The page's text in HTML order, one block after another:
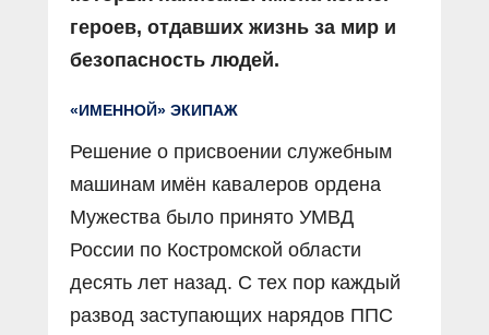
героев, отдавших жизнь за мир и
безопасность людей.
«ИМЕННОЙ» ЭКИПАЖ
Решение о присвоении служебным
машинам имён кавалеров ордена
Мужества было принято УМВД
России по Костромской области
десять лет назад. С тех пор каждый
развод заступающих нарядов ППС